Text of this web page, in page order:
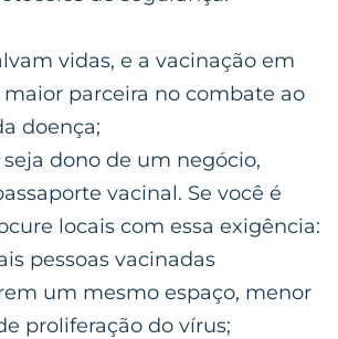
vidas, e a vacinação em
maior parceira no combate ao
doença;
seja dono de um negócio,
vacinal. Se você é
locais com essa exigência:
pessoas vacinadas
um mesmo espaço, menor
proliferação do vírus;